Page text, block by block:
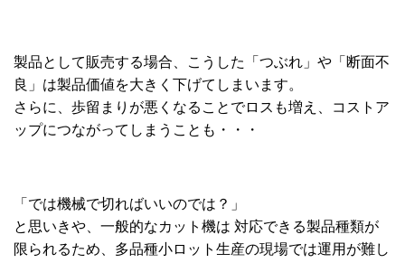
製品として販売する場合、こうした「つぶれ」や「断面不
良」は製品価値を大きく下げてしまいます。
さらに、歩留まりが悪くなることでロスも増え、コストア
ップにつながってしまうことも・・・
「では機械で切ればいいのでは？」
と思いきや、一般的なカット機は 対応できる製品種類が
限られるため、多品種小ロット生産の現場では運用が難し